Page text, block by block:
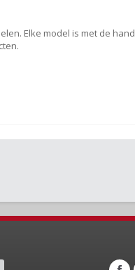
Elke model is met de hand